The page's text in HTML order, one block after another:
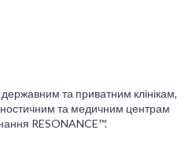
та приватним клінікам,
та медичним центрам
RESONANCE™.